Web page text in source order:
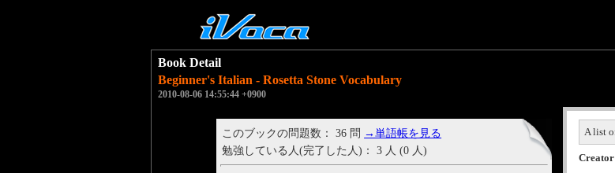
Book Detail
Beginner's Italian - Rosetta Stone Vocabulary
2010-08-06 14:55:44 +0900
A list
Creator
このブックの問題数： 36 問 →単語帳を見る
勉強している人(完了した人)： 3 人 (0 人)